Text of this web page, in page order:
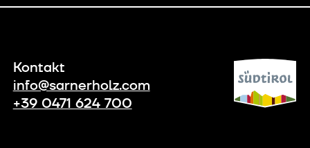
Kontakt
info@sarnerholz.com
+39 0471 624 700